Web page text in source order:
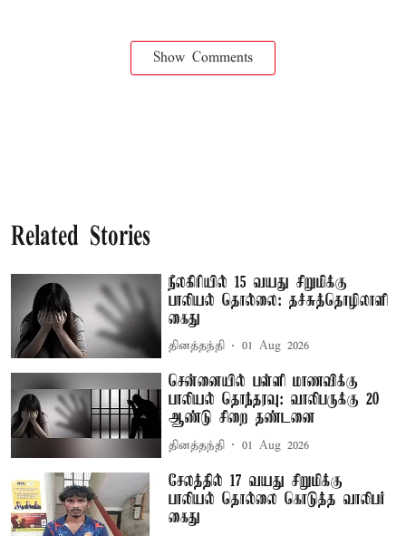
Show Comments
Related Stories
நீலகிரியில் 15 வயது சிறுமிக்கு
பாலியல் தொல்லை: தச்சுத்தொழிலாளி
கைது
தினத்தந்தி 01 Aug 2026
சென்னையில் பள்ளி மாணவிக்கு
பாலியல் தொந்தரவு: வாலிபருக்கு 20
ஆண்டு சிறை தண்டனை
தினத்தந்தி 01 Aug 2026
சேலத்தில் 17 வயது சிறுமிக்கு
பாலியல் தொல்லை கொடுத்த வாலிபர்
கைது